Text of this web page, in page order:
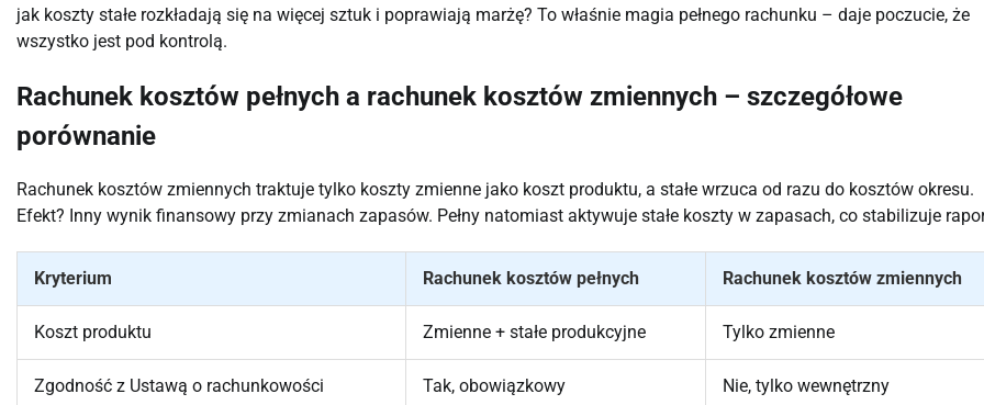
jak koszty stałe rozkładają się na więcej sztuk i poprawiają marżę? To właśnie magia pełnego rachunku – daje poczucie, że
wszystko jest pod kontrolą.
Rachunek kosztów pełnych a rachunek kosztów zmiennych – szczegółowe
porównanie
Rachunek kosztów zmiennych traktuje tylko koszty zmienne jako koszt produktu, a stałe wrzuca od razu do kosztów okresu.
Efekt? Inny wynik finansowy przy zmianach zapasów. Pełny natomiast aktywuje stałe koszty w zapasach, co stabilizuje
Kryterium Rachunek kosztów pełnych Rachunek kosztów zmiennych
Koszt produktu Zmienne + stałe produkcyjne Tylko zmienne
Zgodność z Ustawą o rachunkowości Tak, obowiązkowy Nie, tylko wewnętrzny